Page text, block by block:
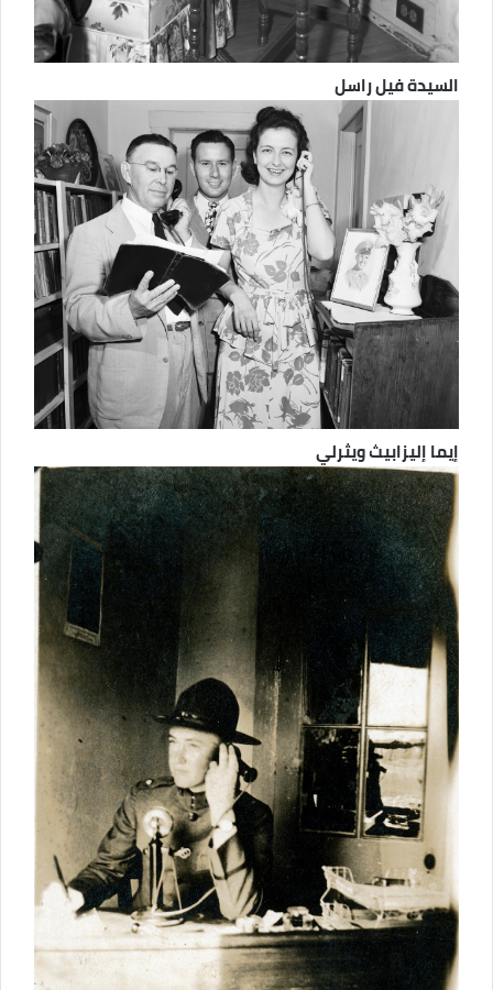
السيدة فيل راسل
إيما إليزابيث ويثرلي